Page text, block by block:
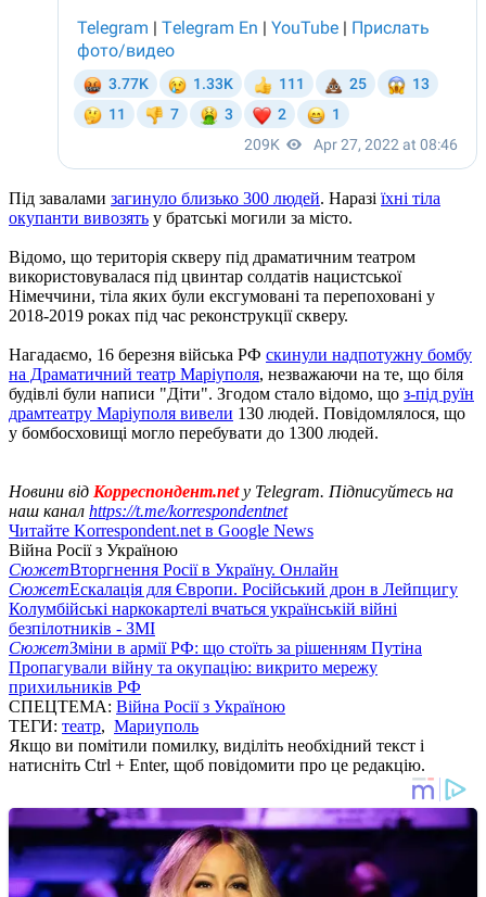
Під завалами загинуло близько 300 людей. Наразі їхні тіла
окупанти вивозять у братські могили за місто.
Відомо, що територія скверу під драматичним театром
використовувалася під цвинтар солдатів нацистської
Німеччини, тіла яких були ексгумовані та перепоховані у
2018-2019 роках під час реконструкції скверу.
Нагадаємо, 16 березня війська РФ скинули надпотужну бомбу
на Драматичний театр Маріуполя, незважаючи на те, що біля
будівлі були написи "Діти". Згодом стало відомо, що з-під руїн
драмтеатру Маріуполя вивели 130 людей. Повідомлялося, що
у бомбосховищі могло перебувати до 1300 людей.
Новини від Корреспондент.netу Telegram. Підписуйтесь на
наш канал https://t.me/korrespondentnet
Читайте Korrespondent.net в Google News
Війна Росії з Україною
СюжетВторгнення Росії в Україну. Онлайн
СюжетЕскалація для Європи. Російський дрон в Лейпцигу
Колумбійські наркокартелі вчаться українській війні
безпілотників - ЗМІ
СюжетЗміни в армії РФ: що стоїть за рішенням Путіна
Пропагували війну та окупацію: викрито мережу
прихильників РФ
СПЕЦТЕМА: Війна Росії з Україною
ТЕГИ: театр, Мариуполь
Якщо ви помітили помилку, виділіть необхідний текст і
натисніть Ctrl + Enter, щоб повідомити про це редакцію.